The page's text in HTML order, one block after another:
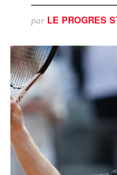
par LE PROGRES